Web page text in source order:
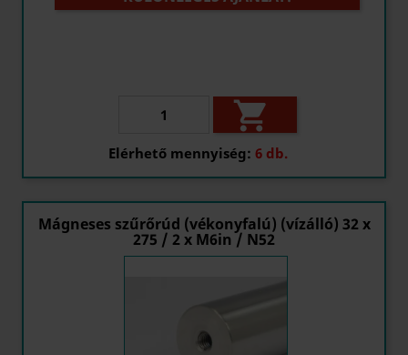

Elérhető mennyiség: 6 db.
Mágneses szűrőrúd (vékonyfalú) (vízálló) 32 x
275 / 2 x M6in / N52